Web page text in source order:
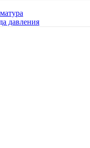
давления